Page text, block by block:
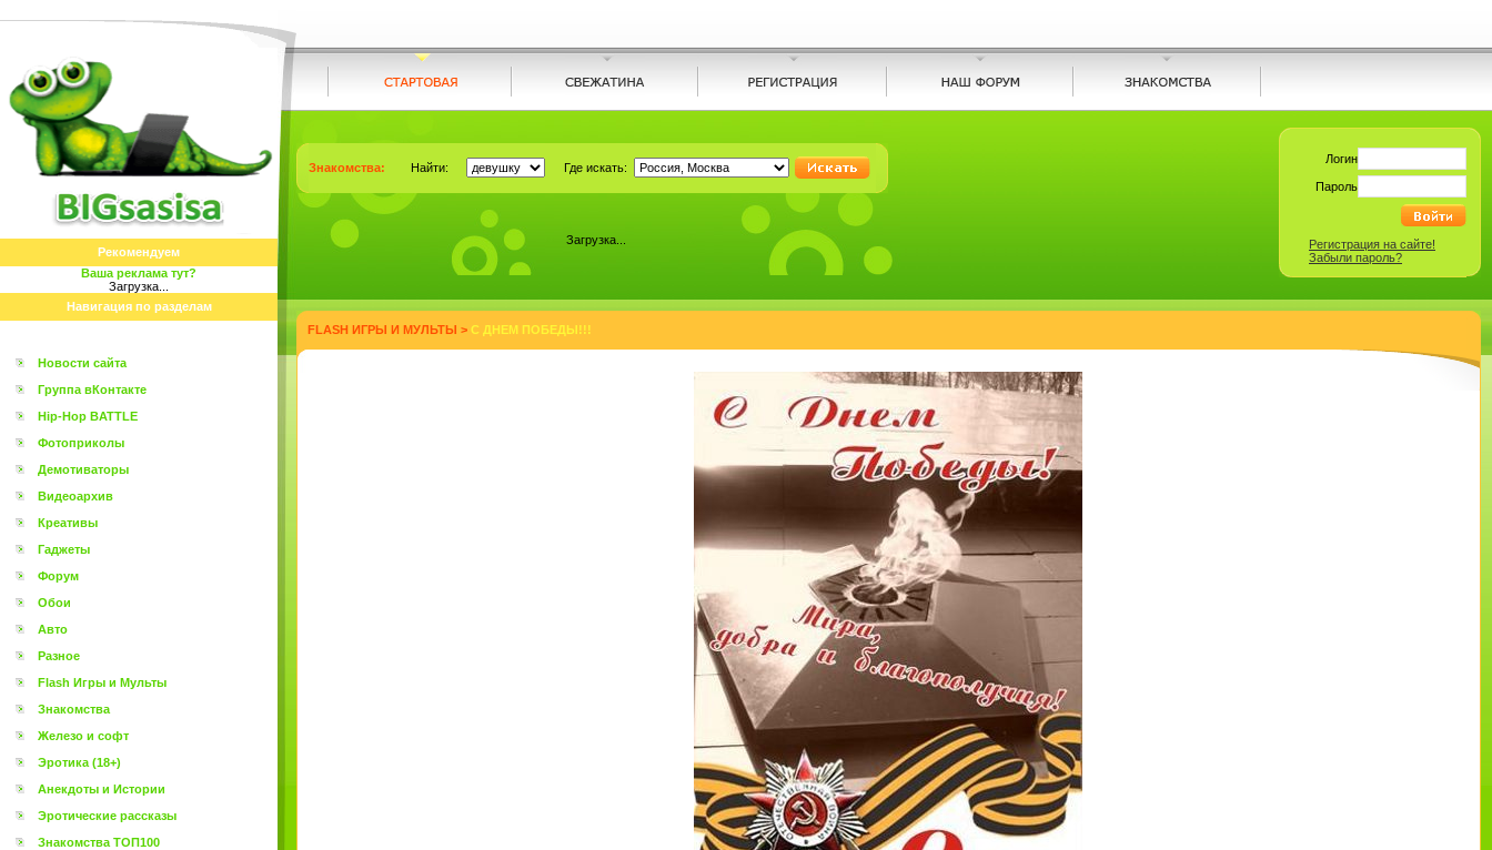
Рекомендуем
Ваша реклама тут?
Загрузка...
Навигация по разделам
Новости сайта
Группа вКонтакте
Hip-Hop BATTLE
Фотоприколы
Демотиваторы
Видеоархив
Креативы
Гаджеты
Форум
Обои
Авто
Разное
Flash Игры и Мульты
Знакомства
Железо и софт
Эротика (18+)
Анекдоты и Истории
Эротические рассказы
Знакомства ТОП100
Знакомства: Найти: Где искать:
Логин
Пароль
Регистрация на сайте!
Забыли пароль?
Загрузка...
FLASH ИГРЫ И МУЛЬТЫ > С ДНЕМ ПОБЕДЫ!!!